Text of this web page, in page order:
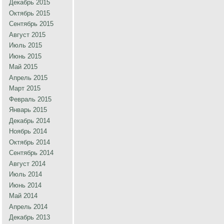
Декабрь 2015
Октябрь 2015
Сентябрь 2015
Август 2015
Июль 2015
Июнь 2015
Май 2015
Апрель 2015
Март 2015
Февраль 2015
Январь 2015
Декабрь 2014
Ноябрь 2014
Октябрь 2014
Сентябрь 2014
Август 2014
Июль 2014
Июнь 2014
Май 2014
Апрель 2014
Декабрь 2013